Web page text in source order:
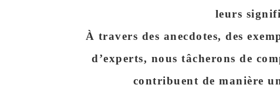
leurs
À travers des anecdotes, des
d’experts, nous tâcherons de
contribuent de manière